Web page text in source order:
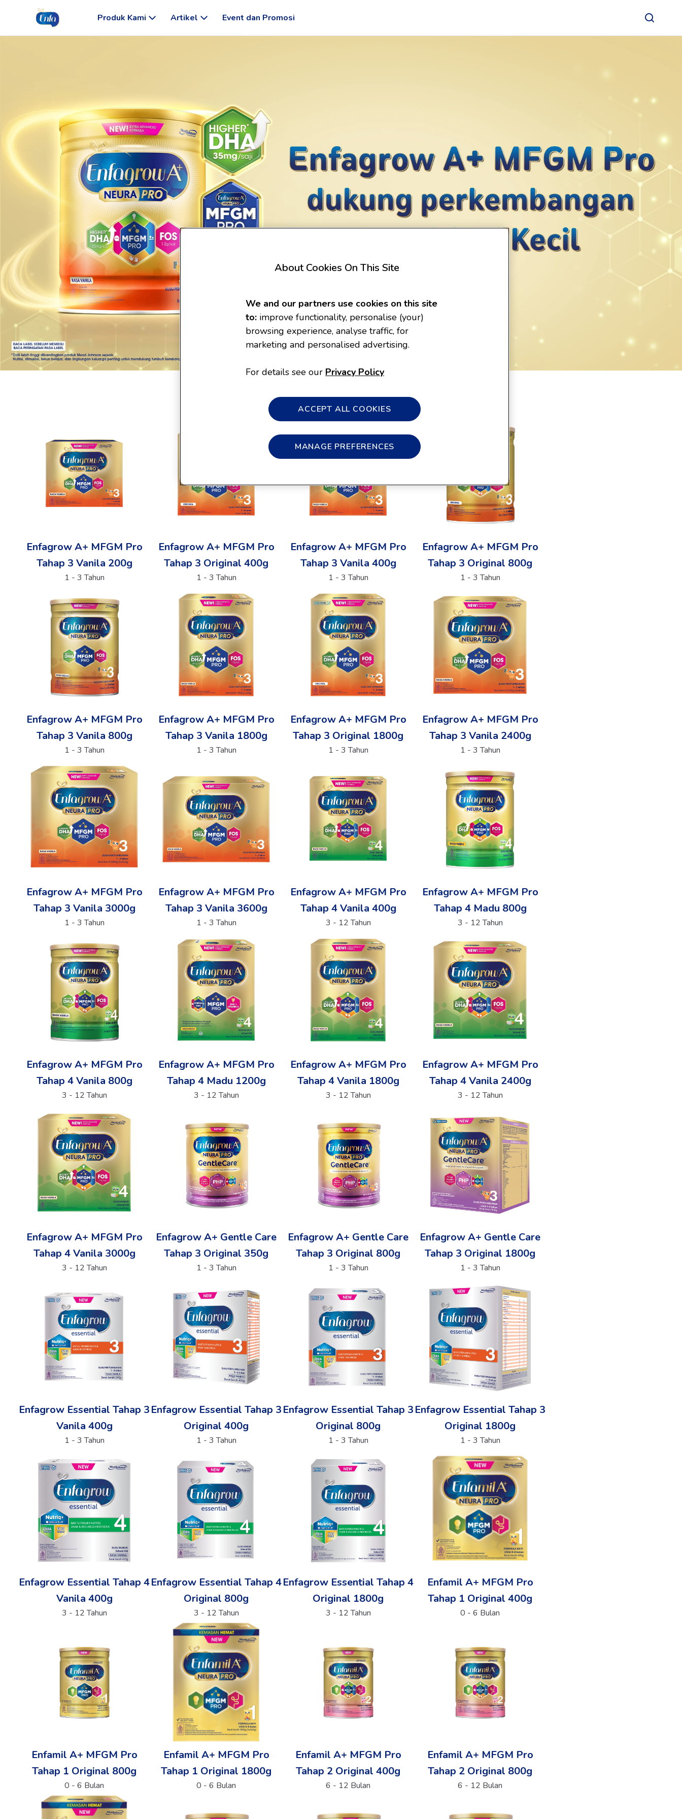
Produk Kami Artikel Event dan Promosi
Enfagrow A+ MFGM Pro
Tahap 3 Vanila 200g
1 - 3 Tahun
Enfagrow A+ MFGM Pro
Tahap 3 Original 400g
1 - 3 Tahun
Enfagrow A+ MFGM Pro
Tahap 3 Vanila 400g
1 - 3 Tahun
Enfagrow A+ MFGM Pro
Tahap 3 Original 800g
1 - 3 Tahun
Enfagrow A+ MFGM Pro
Tahap 3 Vanila 800g
1 - 3 Tahun
Enfagrow A+ MFGM Pro
Tahap 3 Vanila 1800g
1 - 3 Tahun
Enfagrow A+ MFGM Pro
Tahap 3 Original 1800g
1 - 3 Tahun
Enfagrow A+ MFGM Pro
Tahap 3 Vanila 2400g
1 - 3 Tahun
Enfagrow A+ MFGM Pro
Tahap 3 Vanila 3000g
1 - 3 Tahun
Enfagrow A+ MFGM Pro
Tahap 3 Vanila 3600g
1 - 3 Tahun
Enfagrow A+ MFGM Pro
Tahap 4 Vanila 400g
3 - 12 Tahun
Enfagrow A+ MFGM Pro
Tahap 4 Madu 800g
3 - 12 Tahun
Enfagrow A+ MFGM Pro
Tahap 4 Vanila 800g
3 - 12 Tahun
Enfagrow A+ MFGM Pro
Tahap 4 Madu 1200g
3 - 12 Tahun
Enfagrow A+ MFGM Pro
Tahap 4 Vanila 1800g
3 - 12 Tahun
Enfagrow A+ MFGM Pro
Tahap 4 Vanila 2400g
3 - 12 Tahun
Enfagrow A+ MFGM Pro
Tahap 4 Vanila 3000g
3 - 12 Tahun
Enfagrow A+ Gentle Care
Tahap 3 Original 350g
1 - 3 Tahun
Enfagrow A+ Gentle Care
Tahap 3 Original 800g
1 - 3 Tahun
Enfagrow A+ Gentle Care
Tahap 3 Original 1800g
1 - 3 Tahun
Enfagrow Essential Tahap 3
Vanila 400g
1 - 3 Tahun
Enfagrow Essential Tahap 3
Original 400g
1 - 3 Tahun
Enfagrow Essential Tahap 3
Original 800g
1 - 3 Tahun
Enfagrow Essential Tahap 3
Original 1800g
1 - 3 Tahun
Enfagrow Essential Tahap 4
Vanila 400g
3 - 12 Tahun
Enfagrow Essential Tahap 4
Original 800g
3 - 12 Tahun
Enfagrow Essential Tahap 4
Original 1800g
3 - 12 Tahun
Enfamil A+ MFGM Pro
Tahap 1 Original 400g
0 - 6 Bulan
Enfamil A+ MFGM Pro
Tahap 1 Original 800g
0 - 6 Bulan
Enfamil A+ MFGM Pro
Tahap 1 Original 1800g
0 - 6 Bulan
Enfamil A+ MFGM Pro
Tahap 2 Original 400g
6 - 12 Bulan
Enfamil A+ MFGM Pro
Tahap 2 Original 800g
6 - 12 Bulan
About Cookies On This Site
We and our partners use cookies on this site
to: improve functionality, personalise (your)
browsing experience, analyse traffic, for
marketing and personalised advertising.
For details see our Privacy Policy
MANAGE PREFERENCES
ACCEPT ALL COOKIES